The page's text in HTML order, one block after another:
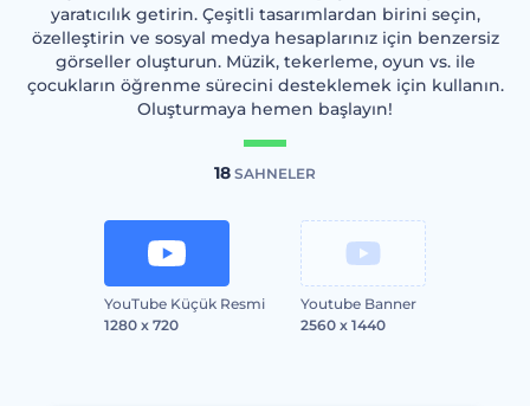
yaratıcılık getirin. Çeşitli tasarımlardan birini seçin,
özelleştirin ve sosyal medya hesaplarınız için benzersiz
görseller oluşturun. Müzik, tekerleme, oyun vs. ile
çocukların öğrenme sürecini desteklemek için kullanın.
Oluşturmaya hemen başlayın!
18 SAHNELER
YouTube Küçük Resmi
1280 x 720
Youtube Banner
2560 x 1440